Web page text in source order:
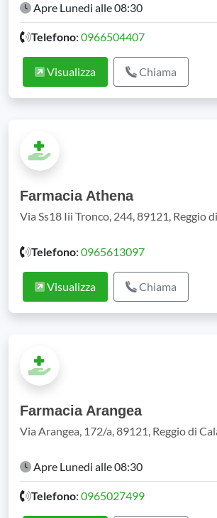
Apre Lunedi alle 08:30
Telefono: 0966504407
Visualizza Chiama
Farmacia Athena
Via Ss18 Iii Tronco, 244, 89121, Reggio
Telefono: 0965613097
Visualizza Chiama
Farmacia Arangea
Via Arangea, 172/a, 89121, Reggio di
Apre Lunedi alle 08:30
Telefono: 0965027499